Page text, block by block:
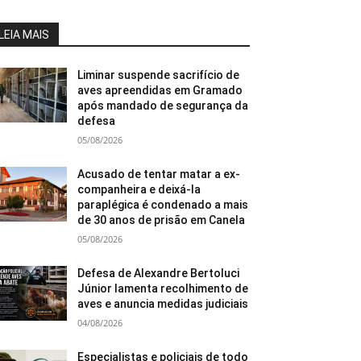
MAIS
Liminar suspende sacrifício de
aves apreendidas em Gramado
após mandado de segurança da
defesa
05/08/2026
Acusado de tentar matar a ex-
companheira e deixá-la
paraplégica é condenado a mais
de 30 anos de prisão em Canela
05/08/2026
Defesa de Alexandre Bertoluci
Júnior lamenta recolhimento de
aves e anuncia medidas judiciais
04/08/2026
Especialistas e policiais de todo